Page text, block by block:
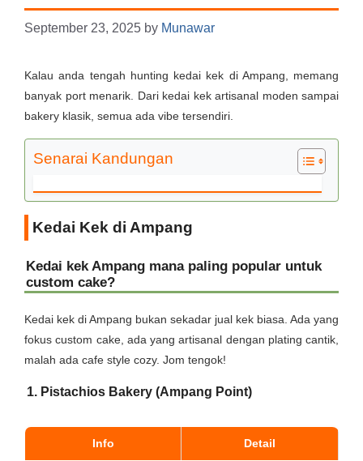
September 23, 2025 by Munawar
Kalau anda tengah hunting kedai kek di Ampang, memang
banyak port menarik. Dari kedai kek artisanal moden sampai
bakery klasik, semua ada vibe tersendiri.
Senarai Kandungan
Kedai Kek di Ampang
Kedai kek Ampang mana paling popular untuk
custom cake?
Kedai kek di Ampang bukan sekadar jual kek biasa. Ada yang
fokus custom cake, ada yang artisanal dengan plating cantik,
malah ada cafe style cozy. Jom tengok!
1. Pistachios Bakery (Ampang Point)
Info Detail